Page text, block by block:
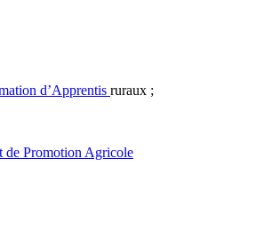
d’Apprentis ruraux ;
de Promotion Agricole